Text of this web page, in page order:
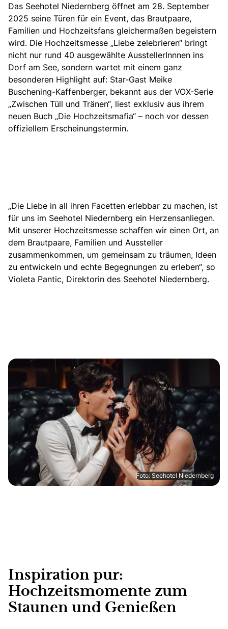
Das Seehotel Niedernberg öffnet am 28. September
2025 seine Türen für ein Event, das Brautpaare,
Familien und Hochzeitsfans gleichermaßen begeistern
wird. Die Hochzeitsmesse „Liebe zelebrieren“ bringt
nicht nur rund 40 ausgewählte AusstellerInnnen ins
Dorf am See, sondern wartet mit einem ganz
besonderen Highlight auf: Star-Gast Meike
Buschening-Kaffenberger, bekannt aus der VOX-Serie
„Zwischen Tüll und Tränen“, liest exklusiv aus ihrem
neuen Buch „Die Hochzeitsmafia“ – noch vor dessen
offiziellem Erscheinungstermin.
„Die Liebe in all ihren Facetten erlebbar zu machen, ist
für uns im Seehotel Niedernberg ein Herzensanliegen.
Mit unserer Hochzeitsmesse schaffen wir einen Ort, an
dem Brautpaare, Familien und Aussteller
zusammenkommen, um gemeinsam zu träumen, Ideen
zu entwickeln und echte Begegnungen zu erleben“, so
Violeta Pantic, Direktorin des Seehotel Niedernberg.
Foto: Seehotel Niedernberg
Inspiration pur:
Hochzeitsmomente zum
Staunen und Genießen